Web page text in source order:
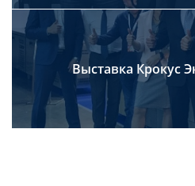
Выставка Крокус